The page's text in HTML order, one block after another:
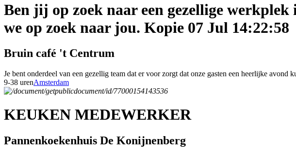
Ben jij op zoek naar een gezellige
we op zoek naar jou. Kopie 07 Jul 14:22:58
Bruin café 't Centrum
Je bent onderdeel van een gezellig team dat er voor zorgt dat onze gasten een heerlijke
9-38 urenAmsterdam
KEUKEN MEDEWERKER
Pannenkoekenhuis De Konijnenberg